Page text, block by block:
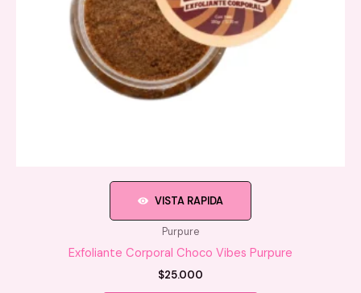
VISTA RAPIDA
Purpure
Exfoliante Corporal Choco Vibes Purpure
$25.000